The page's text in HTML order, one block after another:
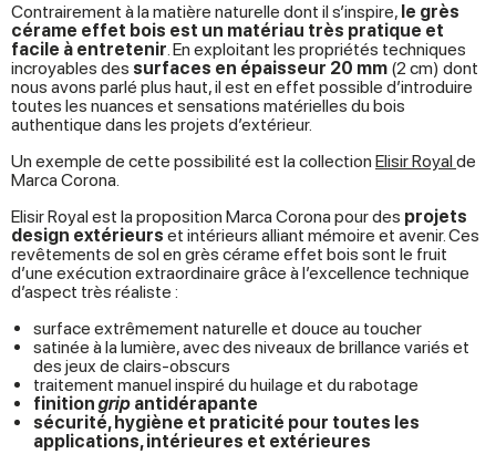
Contrairement à la matière naturelle dont il s’inspire, le grès
cérame effet bois est un matériau très pratique et
facile à entretenir. En exploitant les propriétés techniques
incroyables des surfaces en épaisseur 20 mm (2 cm) dont
nous avons parlé plus haut, il est en effet possible d’introduire
toutes les nuances et sensations matérielles du bois
authentique dans les projets d’extérieur.
Un exemple de cette possibilité est la collection Elisir Royalde
Marca Corona.
Elisir Royal est la proposition Marca Corona pour des projets
design extérieurs et intérieurs alliant mémoire et avenir. Ces
revêtements de sol en grès cérame effet bois sont le fruit
d’une exécution extraordinaire grâce à l’excellence technique
d’aspect très réaliste :
surface extrêmement naturelle et douce au toucher
satinée à la lumière, avec des niveaux de brillance variés et
des jeux de clairs-obscurs
traitement manuel inspiré du huilage et du rabotage
finition grip antidérapante
sécurité, hygiène et praticité pour toutes les
applications, intérieures et extérieures